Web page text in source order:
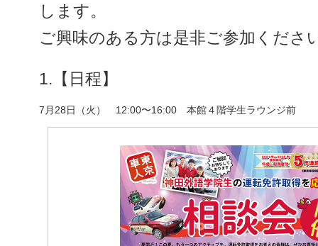
します。
ご興味のある方は是非ご参加くださ
1.【日程】
7月28日（火） 12:00〜16:00 本館４階学生ラウンジ前